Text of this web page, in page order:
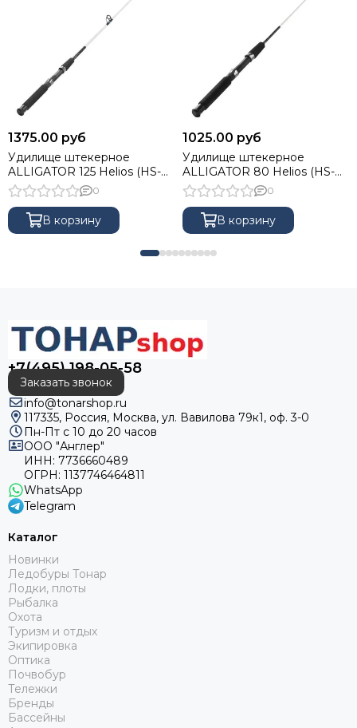
1375.00 руб
Удилище штекерное
ALLIGATOR 125 Helios (HS-
KS15008-125)
0
В корзину
1025.00 руб
Удилище штекерное
ALLIGATOR 80 Helios (HS-
KS15008-80)
0
В корзину
+7(495) 198-05-58
Заказать звонок
info@tonarshop.ru
117335, Россия, Москва, ул. Вавилова 79к1, оф. 3-0
Пн-Пт с 10 до 20 часов
ООО "Англер"
ИНН: 7736660489
ОГРН: 1137746464811
WhatsApp
Telegram
Каталог
Новинки
Ледобуры Тонар
Лодки, плоты
Рыбалка
Охота
Туризм и отдых
Экипировка
Оптика
Почвобур
Тележки
Бренды
Бассейны